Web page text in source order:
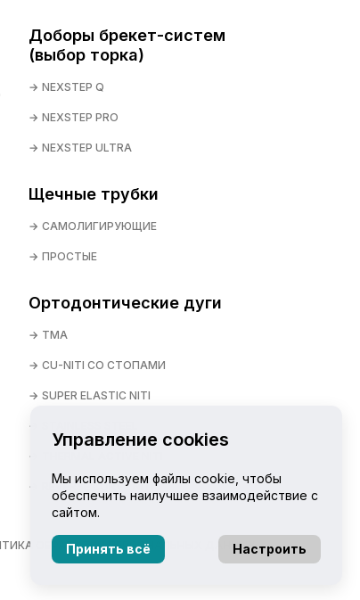
Доборы брекет-систем
(выбор торка)
NEXSTEP Q
NEXSTEP PRO
NEXSTEP ULTRA
Щечные трубки
САМОЛИГИРУЮЩИЕ
ПРОСТЫЕ
Ортодонтические дуги
TMA
CU-NITI СО СТОПАМИ
SUPER ELASTIC NITI
REVERSE CURVE NITI
ОБРАБОТКИ ПЕРСОНАЛЬНЫХ ДАННЫХ
Управление cookies
Мы используем файлы cookie, чтобы
обеспечить наилучшее взаимодействие с
сайтом.
Принять всё Настроить